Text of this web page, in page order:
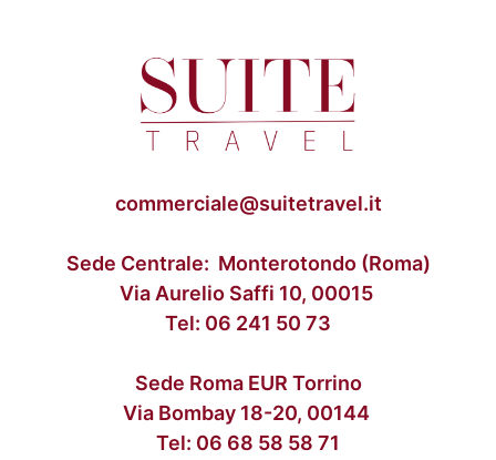
commerciale@suitetravel.it
Sede Centrale: Monterotondo (Roma)
Via Aurelio Saffi 10, 00015
Tel: 06 241 50 73
Sede Roma EUR Torrino
Via Bombay 18-20, 00144
Tel: 06 68 58 58 71